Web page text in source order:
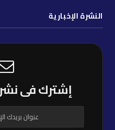
النشرة الإخبارية
إشترك فى